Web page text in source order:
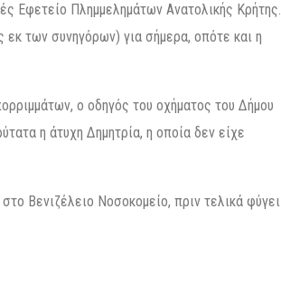
Εφετείο Πλημμελημάτων Ανατολικής Κρήτης.
των συνηγόρων) για σήμερα, οπότε και η
ο οδηγός του οχήματος του Δήμου
η άτυχη Δημητρία, η οποία δεν είχε
Βενιζέλειο Νοσοκομείο, πριν τελικά φύγει